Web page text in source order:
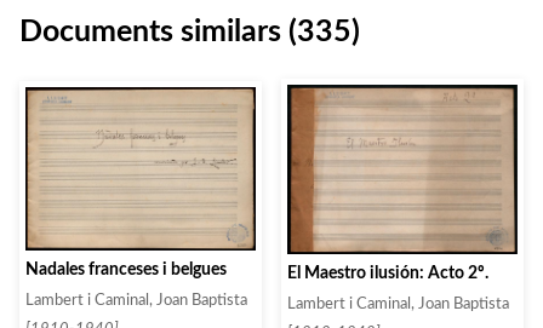
Documents similars (335)
Nadales franceses i belgues
Lambert i Caminal, Joan Baptista
El Maestro ilusión: Acto 2º.
Lambert i Caminal, Joan Baptista